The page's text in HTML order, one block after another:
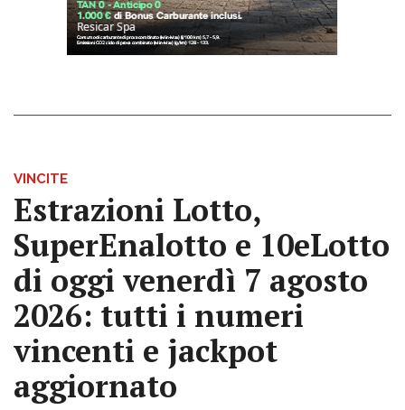
VINCITE
Estrazioni Lotto,
SuperEnalotto e 10eLotto
di oggi venerdì 7 agosto
2026: tutti i numeri
vincenti e jackpot
aggiornato